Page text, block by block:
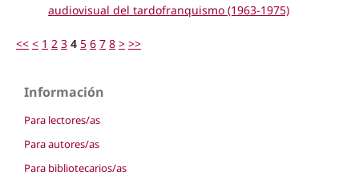
audiovisual del tardofranquismo (1963-1975)
<< < 1 2 3 4 5 6 7 8 > >>
Información
Para lectores/as
Para autores/as
Para bibliotecarios/as